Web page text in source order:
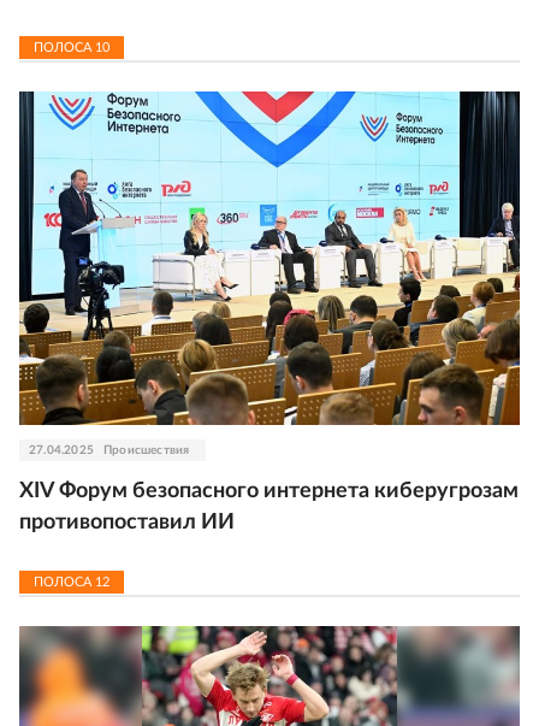
ПОЛОСА 10
27.04.2025 Происшествия
XIV Форум безопасного интернета киберугрозам
противопоставил ИИ
ПОЛОСА 12